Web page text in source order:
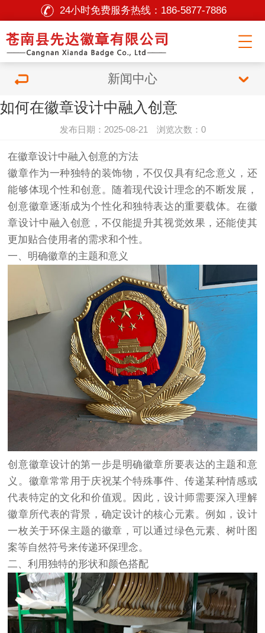
24小时免费服务热线： 186-5877-7886
新闻中心
如何在徽章设计中融入创意
发布日期：2025-08-21 浏览次数：0
在徽章设计中融入创意的方法
徽章作为一种独特的装饰物，不仅仅具有纪念意义，还
能够体现个性和创意。随着现代设计理念的不断发展，
创意徽章逐渐成为个性化和独特表达的重要载体。在徽
章设计中融入创意，不仅能提升其视觉效果，还能使其
更加贴合使用者的需求和个性。
一、明确徽章的主题和意义
创意徽章设计的第一步是明确徽章所要表达的主题和意
义。徽章常常用于庆祝某个特殊事件、传递某种情感或
代表特定的文化和价值观。因此，设计师需要深入理解
徽章所代表的背景，确定设计的核心元素。例如，设计
一枚关于环保主题的徽章，可以通过绿色元素、树叶图
案等自然符号来传递环保理念。
二、利用独特的形状和颜色搭配